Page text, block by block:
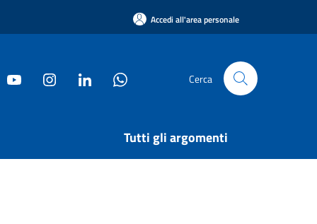
Accedi all'area personale
Cerca
Tutti gli argomenti